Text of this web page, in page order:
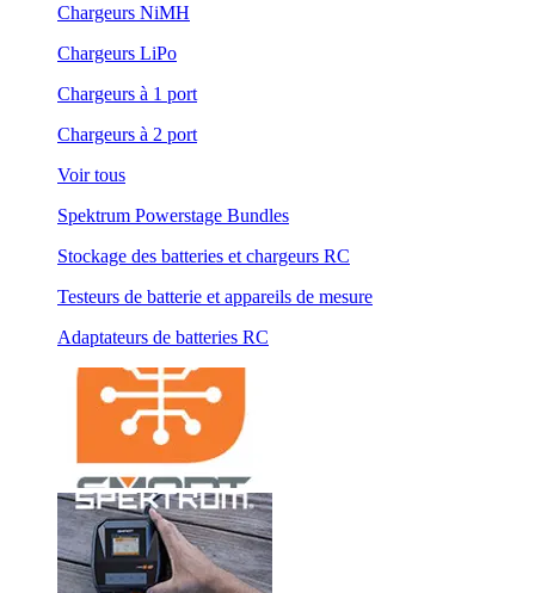
Chargeurs NiMH
Chargeurs LiPo
Chargeurs à 1 port
Chargeurs à 2 port
Voir tous
Spektrum Powerstage Bundles
Stockage des batteries et chargeurs RC
Testeurs de batterie et appareils de mesure
Adaptateurs de batteries RC